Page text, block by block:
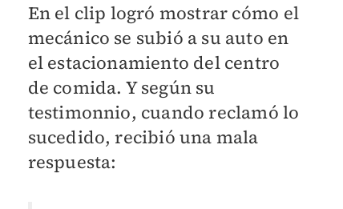
En el clip logró mostrar cómo el
mecánico se subió a su auto en
el estacionamiento del centro
de comida. Y según su
testimonnio, cuando reclamó lo
sucedido, recibió una mala
respuesta: